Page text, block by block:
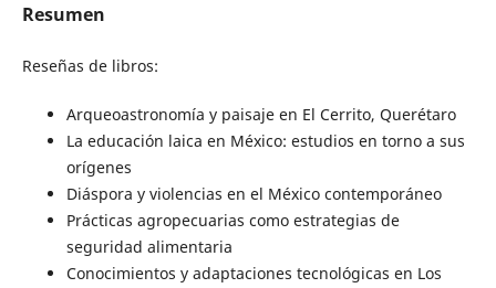
Resumen
Reseñas de libros:
Arqueoastronomía y paisaje en El Cerrito, Querétaro
La educación laica en México: estudios en torno a sus
orígenes
Diáspora y violencias en el México contemporáneo
Prácticas agropecuarias como estrategias de
seguridad alimentaria
Conocimientos y adaptaciones tecnológicas en Los